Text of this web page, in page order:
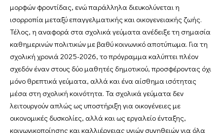
μορφών φροντίδας, ενώ παράλληλα διευκολύνεται η
ισορροπία μεταξύ επαγγελματικής και οικογενειακής ζωής.
Τέλος, η αναφορά στα σχολικά γεύματα ανέδειξε τη σημασία
καθημερινών πολιτικών με βαθύ κοινωνικό αποτύπωμα. Για τη
σχολική χρονιά 2025-2026, το πρόγραμμα καλύπτει πλέον
σχεδόν έναν στους δύο μαθητές δημοτικού, προσφέροντας όχι
μόνο θρεπτικά γεύματα, αλλά και ένα αίσθημα ισότητας
μέσα στη σχολική κοινότητα. Τα σχολικά γεύματα δεν
λειτουργούν απλώς ως υποστήριξη για οικογένειες με
οικονομικές δυσκολίες, αλλά και ως εργαλείο ένταξης,
κοινωνικοποίησης και καλλιέργειας υγιών συνηθειών για όλα